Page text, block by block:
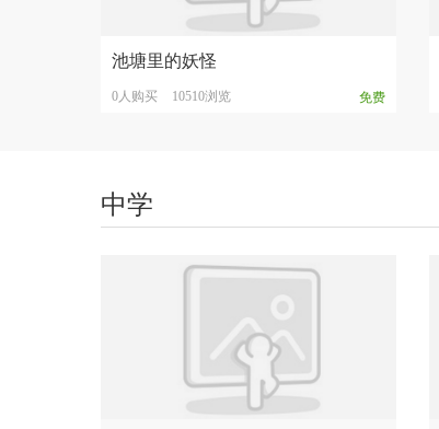
池塘里的妖怪
免费
0人购买 10510浏览
中学